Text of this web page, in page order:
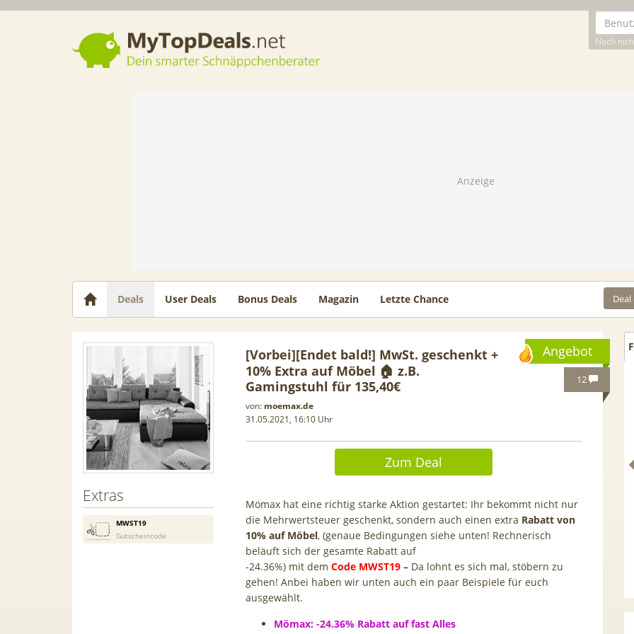
Noch
Dein smarter Schnäppchenberater
Deals User Deals Bonus Deals Magazin Letzte Chance
Angebot
12
Extras
MWST19
Gutscheincode
[Vorbei][Endet bald!] MwSt. geschenkt +
10% Extra auf Möbel 🏠 z.B.
Gamingstuhl für 135,40€
von: moemax.de
31.05.2021, 16:10 Uhr
Zum Deal
Mömax hat eine richtig starke Aktion gestartet: Ihr bekommt nicht nur
die Mehrwertsteuer geschenkt, sondern auch einen extra Rabatt von
10% auf Möbel, (genaue Bedingungen siehe unten! Rechnerisch
beläuft sich der gesamte Rabatt auf
-24.36%) mit dem Code MWST19 – Da lohnt es sich mal, stöbern zu
gehen! Anbei haben wir unten auch ein paar Beispiele für euch
ausgewählt.
Mömax: -24.36% Rabatt auf fast Alles
19€ + 20GB Vodafone 5G Allnet
Anker SOLIX Solarbank E1600
Gen2 🔋 1600Wh mit integr. 0W
Schalter, LiFePO4 Akku
HAMMER 💶 300€ Prämie für
kostenloses ING Giro + Depot
(1.000€ Geldeingang / U28) +
gratis VISA + 3,75% Zinsen